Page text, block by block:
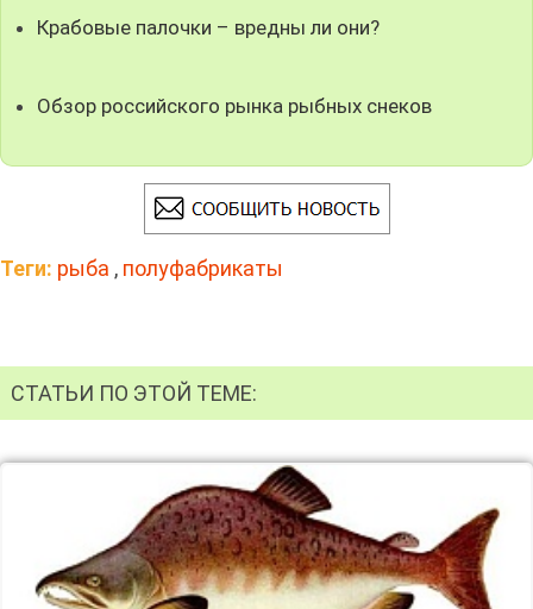
Крабовые палочки – вредны ли они?
Обзор российского рынка рыбных снеков
Теги: рыба , полуфабрикаты
СТАТЬИ ПО ЭТОЙ ТЕМЕ: